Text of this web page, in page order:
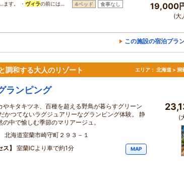
…ます。 ・ ヴィラの前には… 4ベッド 食事なし 19,000
(大
この施設の宿泊プラ
和する大人のリゾート エリア： 北海道 > 洞
ランピング
やキタキツネ、百種を超える野鳥が暮らすグリーン
かつてないラグジュアリーなグランピング体験。 静
の中で愉しむ季節のマリアージュ。
北海道室蘭市崎守町２９３－１
ス
室蘭ICより車で約1分 MAP
(